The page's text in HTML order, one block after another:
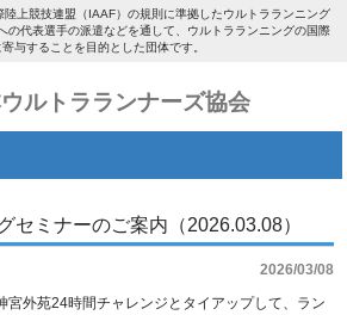
上競技連盟（IAAF）の規則に準拠したウルトラランニング
の代表選手の派遣などを通して、ウルトラランニングの国際
与することを目的とした団体です。
ルトラランナーズ協会
セミナーのご案内（2026.03.08）
2026/03/08
宮外苑24時間チャレンジとタイアップして、ラン